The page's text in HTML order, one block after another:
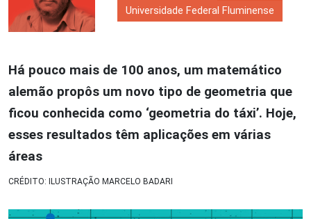
Universidade Federal Fluminense
Há pouco mais de 100 anos, um matemático
alemão propôs um novo tipo de geometria que
ficou conhecida como ‘geometria do táxi’. Hoje,
esses resultados têm aplicações em várias
áreas
CRÉDITO: ILUSTRAÇÃO MARCELO BADARI